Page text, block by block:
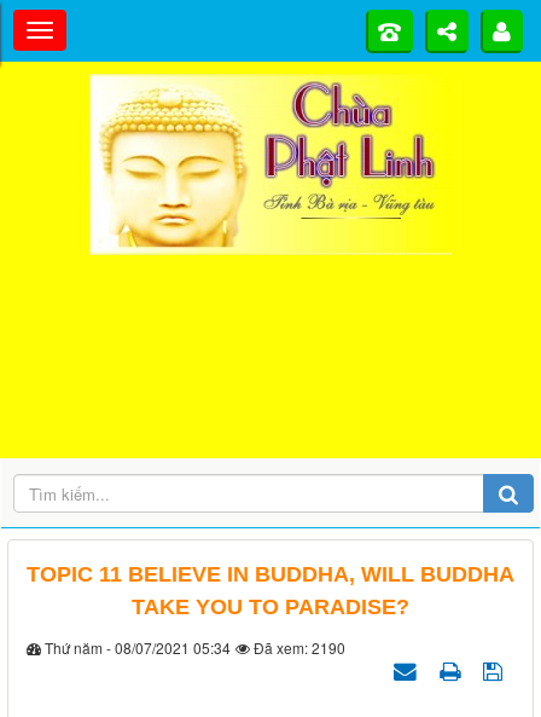
TOPIC 11 BELIEVE IN BUDDHA, WILL BUDDHA
TAKE YOU TO PARADISE?
Thứ năm - 08/07/2021 05:34 Đã xem: 2190